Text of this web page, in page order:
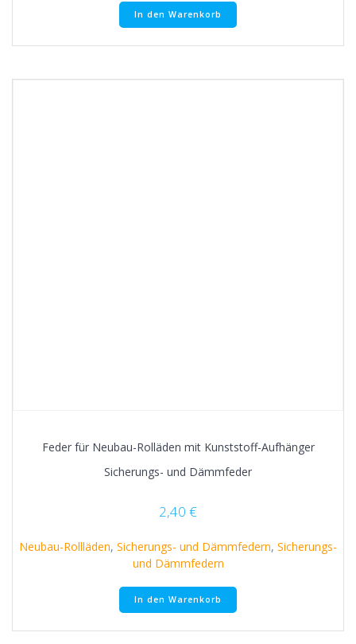
In den Warenkorb
Feder für Neubau-Rolläden mit Kunststoff-Aufhänger
Sicherungs- und Dämmfeder
2,40 €
Neubau-Rollläden, Sicherungs- und Dämmfedern, Sicherungs-
und Dämmfedern
In den Warenkorb